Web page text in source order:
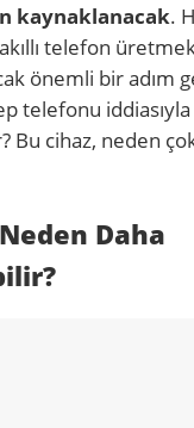
kaynaklanacak.
telefon
önemli bir adım
telefonu iddiasıyla
Bu cihaz, neden
Daha